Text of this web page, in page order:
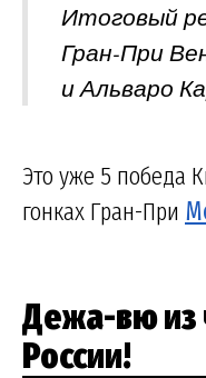
Итоговый
Гран-При
и Альваро
Это уже 5 победа
гонках Гран-При
Дежа-вю из
России!